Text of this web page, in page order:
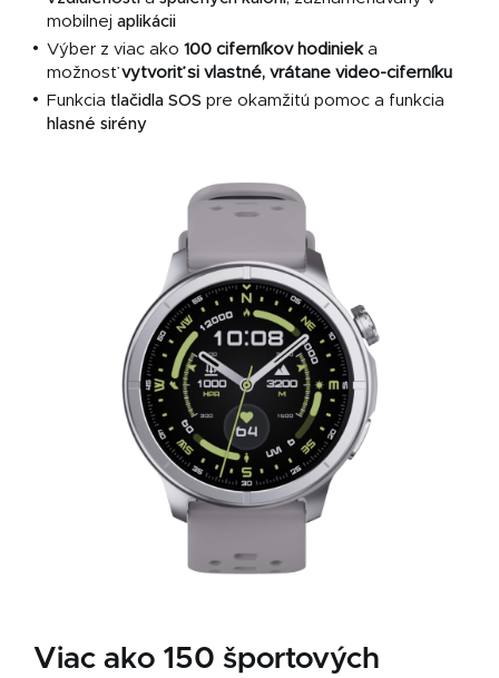
mobilnej aplikácii
Výber z viac ako 100 ciferníkov hodiniek a
možnosť vytvoriť si vlastné, vrátane video-ciferníku
Funkcia tlačidla SOS pre okamžitú pomoc a funkcia
hlasné sirény
Viac ako 150 športových